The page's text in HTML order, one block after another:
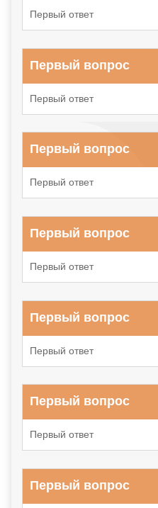
Первый ответ
Первый вопрос
Первый ответ
Первый вопрос
Первый ответ
Первый вопрос
Первый ответ
Первый вопрос
Первый ответ
Первый вопрос
Первый ответ
Первый вопрос